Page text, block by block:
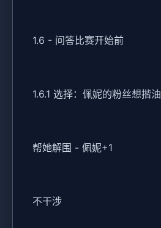
1.6 - 问答比赛开始前
1.6.1 选择：佩妮的粉丝想揩油
帮她解围 - 佩妮+1
不干涉